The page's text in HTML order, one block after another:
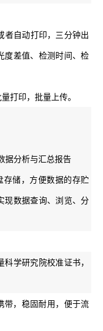
自动打印，三分钟出
度差值、检测时间、检
打印，批量上传。
据分析与汇总报告
储，方便数据的存贮
现数据查询、浏览、分
学研究院校准证书，
带，稳固耐用，便于流